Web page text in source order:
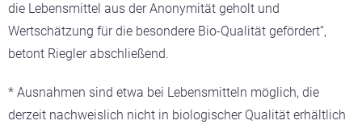
die Lebensmittel aus der Anonymität geholt und
Wertschätzung für die besondere Bio-Qualität gefördert“,
betont Riegler abschließend.
* Ausnahmen sind etwa bei Lebensmitteln möglich, die
derzeit nachweislich nicht in biologischer Qualität erhältlich